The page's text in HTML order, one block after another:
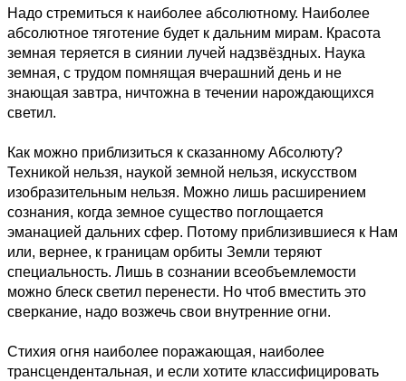
Надо стремиться к наиболее абсолютному. Наиболее
абсолютное тяготение будет к дальним мирам. Красота
земная теряется в сиянии лучей надзвёздных. Наука
земная, с трудом помнящая вчерашний день и не
знающая завтра, ничтожна в течении нарождающихся
светил.
Как можно приблизиться к сказанному Абсолюту?
Техникой нельзя, наукой земной нельзя, искусством
изобразительным нельзя. Можно лишь расширением
сознания, когда земное существо поглощается
эманацией дальних сфер. Потому приблизившиеся к Нам
или, вернее, к границам орбиты Земли теряют
специальность. Лишь в сознании всеобъемлемости
можно блеск светил перенести. Но чтоб вместить это
сверкание, надо возжечь свои внутренние огни.
Стихия огня наиболее поражающая, наиболее
трансцендентальная, и если хотите классифицировать